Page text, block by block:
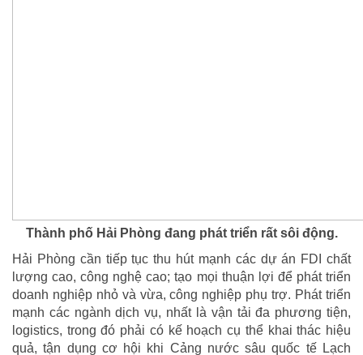
Thành phố Hải Phòng đang phát triển rất sôi động.
Hải Phòng cần tiếp tục thu hút mạnh các dự án FDI chất
lượng cao, công nghệ cao; tạo mọi thuận lợi để phát triển
doanh nghiệp nhỏ và vừa, công nghiệp phụ trợ. Phát triển
mạnh các ngành dịch vụ, nhất là vận tải đa phương tiện,
logistics, trong đó phải có kế hoạch cụ thể khai thác hiệu
quả, tận dụng cơ hội khi Cảng nước sâu quốc tế Lạch